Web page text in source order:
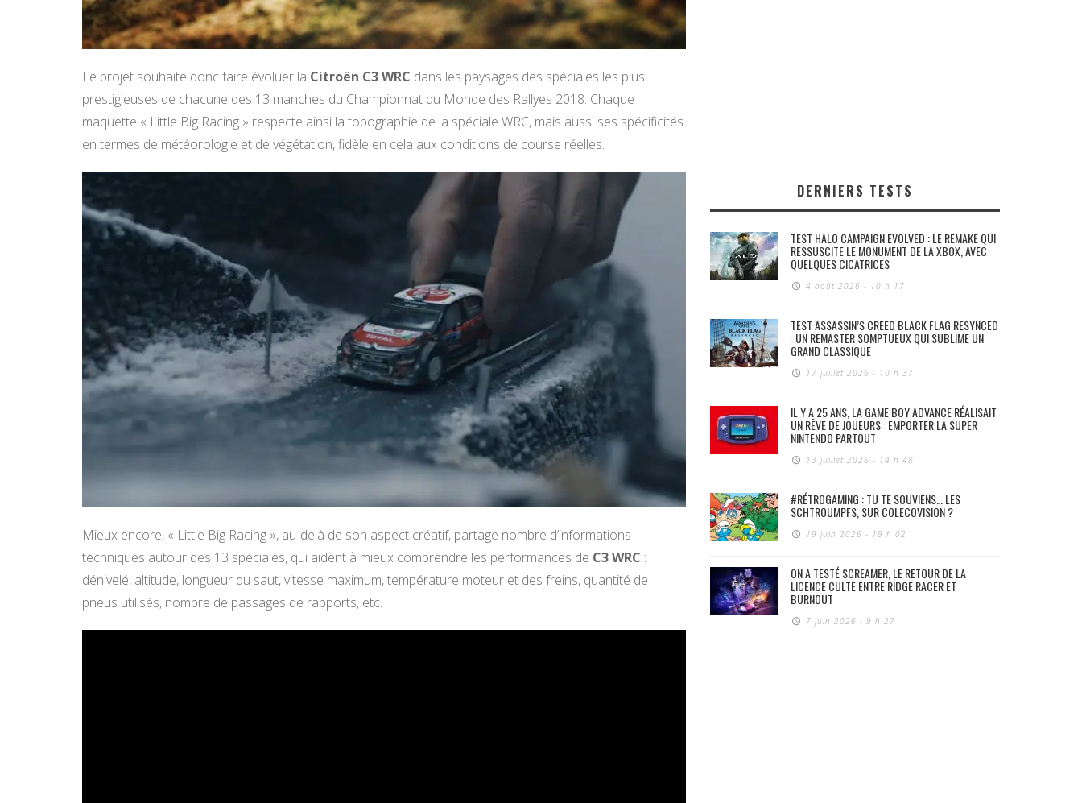
Le projet souhaite donc faire évoluer la Citroën C3 WRC dans les paysages des spéciales les plus
prestigieuses de chacune des 13 manches du Championnat du Monde des Rallyes 2018. Chaque
maquette « Little Big Racing » respecte ainsi la topographie de la spéciale WRC, mais aussi ses spécificités
en termes de météorologie et de végétation, fidèle en cela aux conditions de course réelles.
Mieux encore, « Little Big Racing », au-delà de son aspect créatif, partage nombre d’informations
techniques autour des 13 spéciales, qui aident à mieux comprendre les performances de C3 WRC :
dénivelé, altitude, longueur du saut, vitesse maximum, température moteur et des freins, quantité de
pneus utilisés, nombre de passages de rapports, etc.
DERNIERS TESTS
TEST HALO CAMPAIGN EVOLVED : LE REMAKE QUI
RESSUSCITE LE MONUMENT DE LA XBOX, AVEC
QUELQUES CICATRICES
4 août 2026 - 10 h 17
TEST ASSASSIN’S CREED BLACK FLAG RESYNCED
: UN REMASTER SOMPTUEUX QUI SUBLIME UN
GRAND CLASSIQUE
17 juillet 2026 - 10 h 37
IL Y A 25 ANS, LA GAME BOY ADVANCE RÉALISAIT
UN RÊVE DE JOUEURS : EMPORTER LA SUPER
NINTENDO PARTOUT
13 juillet 2026 - 14 h 48
#RÉTROGAMING : TU TE SOUVIENS… LES
SCHTROUMPFS, SUR COLECOVISION ?
19 juin 2026 - 19 h 02
ON A TESTÉ SCREAMER, LE RETOUR DE LA
LICENCE CULTE ENTRE RIDGE RACER ET
BURNOUT
7 juin 2026 - 9 h 27